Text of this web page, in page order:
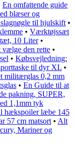
En omfattende guide
blæser og
til hjulskift •
• Værktøjssæt
10 Liter•
den rette •
• Købsvejledning:
til dyr XL •
militærglas 0,2 mm
• En Guide til at
pakning, SUPER,
1,1mm tyk
hækspoiler læbe 145
57 cm matsort • Alt
Mariner og